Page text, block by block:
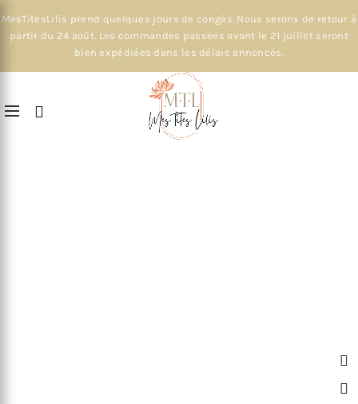
MesTitesLilis prend quelques jours de congés. Nous serons de retour à
partir du 24 août. Les commandes passées avant le 21 juillet seront
bien expédiées dans les délais annoncés.